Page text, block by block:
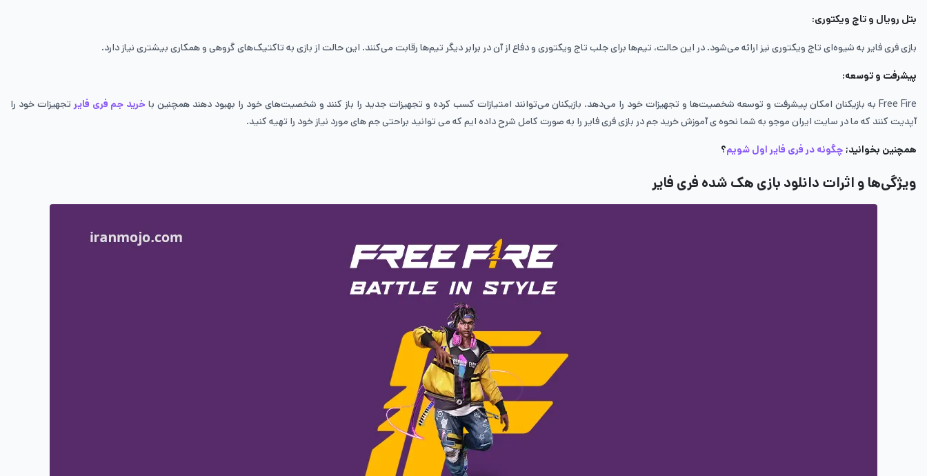
بتل رویال و تاج ویکتوری:
بازی فری ­فایر به شیوه‌ای تاج ویکتوری نیز ارائه می‌شود. در این حالت، تیم‌ها برای جلب تاج ویکتوری و دفاع از آن در برابر دیگر تیم‌ها رقابت می‌کنند. این حالت از بازی به تاکتیک‌های گروهی و همکاری بیشتری نیاز دارد.
پیشرفت و توسعه:
Free Fire به بازیکنان امکان پیشرفت و توسعه شخصیت‌ها و تجهیزات خود را می‌دهد. بازیکنان می‌توانند امتیازات کسب کرده و تجهیزات جدید را باز کنند و شخصیت‌های خود را بهبود دهند همچنین با خرید جم فری فایر تجهیزات خود را
آپدیت کنند که ما در سایت ایران موجو به شما نحوه ی آموزش خرید جم در بازی فری فایر را به صورت کامل شرح داده ایم که می توانید براحتی جم های مورد نیاز خود را تهیه کنید.
همچنین بخوانید; چگونه در فری فایر اول شویم؟
ویژگی‌ها و اثرات دانلود بازی هک شده فری فایر